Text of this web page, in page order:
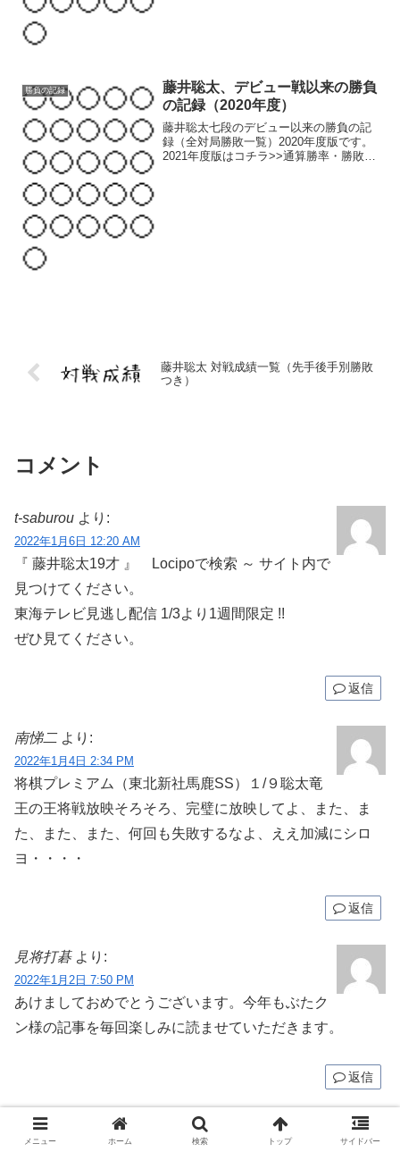
勝負の記録
藤井聡太、デビュー戦以来の勝負
の記録（2020年度）
藤井聡太七段のデビュー以来の勝負の記
録（全対局勝敗一覧）2020年度版です。
2021年度版はコチラ>>通算勝率・勝敗は
藤井聡太 対戦成績一覧（先手後手別勝敗
つき）
コメント
t-saburou より:
2022年1月6日 12:20 AM
『 藤井聡太19才 』 Locipoで検索 ～ サイト内で
見つけてください。
東海テレビ見逃し配信 1/3より1週間限定 !!
ぜひ見てください。
返信
南悌二 より:
2022年1月4日 2:34 PM
将棋プレミアム（東北新社馬鹿SS）１/９聡太竜
王の王将戦放映そろそろ、完璧に放映してよ、また、ま
た、また、また、何回も失敗するなよ、ええ加減にシロ
ヨ・・・・
返信
見将打碁 より:
2022年1月2日 7:50 PM
あけましておめでとうございます。今年もぶたク
ン様の記事を毎回楽しみに読ませていただきます。
返信
ぶたクン より:
メニュー ホーム 検索 トップ サイドバー